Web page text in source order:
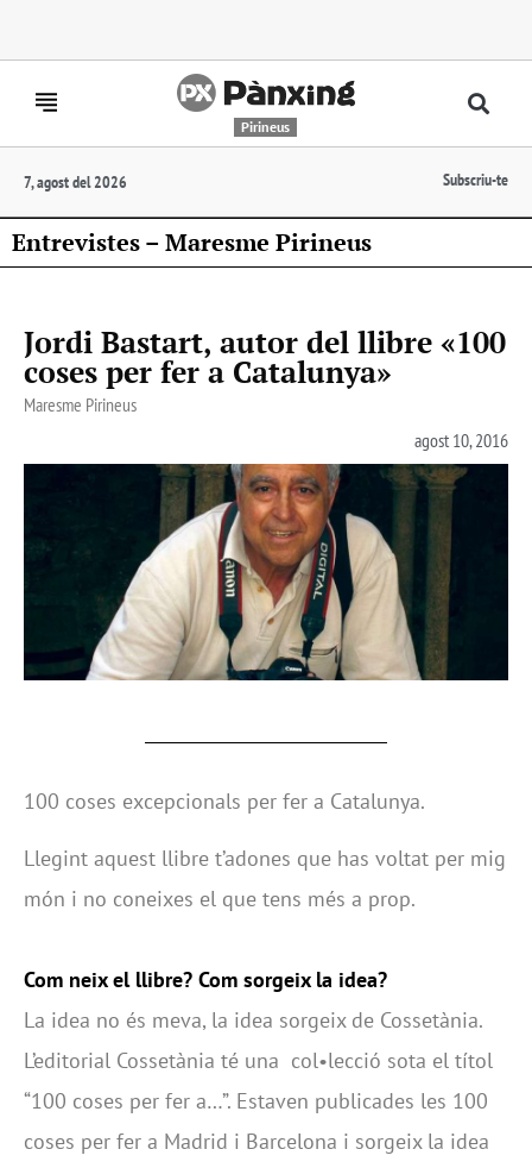
Pirineus
7, agost del 2026 Subscriu-te
Entrevistes – Maresme Pirineus
Jordi Bastart, autor del llibre «100
coses per fer a Catalunya»
Maresme Pirineus
agost 10, 2016
100 coses excepcionals per fer a Catalunya.
Llegint aquest llibre t’adones que has voltat per mig
món i no coneixes el que tens més a prop.
Com neix el llibre? Com sorgeix la idea?
La idea no és meva, la idea sorgeix de Cossetània.
L’editorial Cossetània té una col•lecció sota el títol
“100 coses per fer a…”. Estaven publicades les 100
coses per fer a Madrid i Barcelona i sorgeix la idea